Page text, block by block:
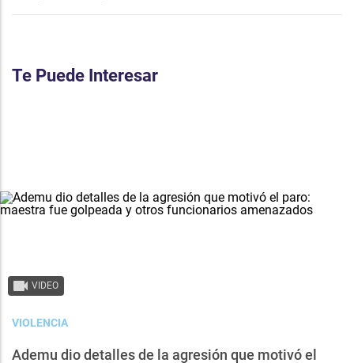
Te Puede Interesar
VIDEO
VIOLENCIA
Ademu dio detalles de la agresión que motivó el